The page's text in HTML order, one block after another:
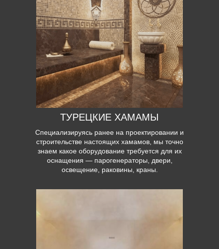
ТУРЕЦКИЕ ХАМАМЫ
Специализируясь ранее на проектировании и
строительстве настоящих хамамов, мы точно
знаем какое оборудование требуется для их
оснащения — парогенераторы, двери,
освещение, раковины, краны.